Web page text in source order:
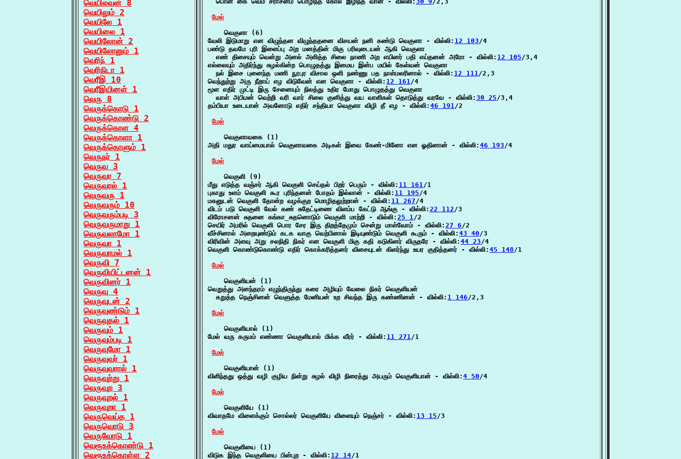
வெயிலவன் 8
வெயிலும் 2
வெயிலே 1
வெயிலை 1
வெயிலோன் 2
வெயிலோனும் 1
வெரிந் 1
வெரிநிடா 1
வெரீஇ 10
வெரீஇயினள் 1
வெரு 8
வெருக்கொடு 1
வெருக்கொண்டு 2
வெருக்கொள 4
வெருக்கொளா 1
வெருக்கொளும் 1
வெருநர் 1
வெருவ 3
வெருவர 7
வெருவரல் 1
வெருவரு 1
வெருவரும் 10
வெருவரும்படி 3
வெருவருமாறு 1
வெருவலாமோ 1
வெருவா 1
வெருவாமல் 1
வெருவி 7
வெருவியிட்டனன் 1
வெருவினர் 1
வெருவு 4
வெருவுடன் 2
வெருவுண்டும் 1
வெருவுதல் 1
வெருவும் 1
வெருவும்படி 1
வெருவுமோ 1
வெருவுவர் 1
வெருவுவரால் 1
வெருவுற்று 1
வெருவுற 3
வெருவுறல் 1
வெருவுறா 1
வெருவெய்த 1
வெருவொடு 3
வெருவோடு 1
வெரூஉக்கொண்டு 1
வெரூஉக்கொள்ள 2
மேல்
    வெகுளா (6)
வேலி இடுமாறு என விழுந்தன விழுந்ததனை விசயன் நனி கண்டு வெகுளா - வில்லி: 12 103/4
பண்டு தவமே புரி இளைப்பு அற மனத்தின் மிகு பரிவுடையன் ஆகி வெகுளா
  எண் திசையும் வென்று அனல் அளித்த சிலை நாணி அற எயினர் பதி எய்தனன் அரோ - வில்லி:
12 105/3,4
எல்லையும் அதிர்ந்து சுழல்கின்ற பொழுதத்து இமைய இன்ப மயில் கேள்வன் வெகுளா
  நல் இசை புனைந்த மணி நூபுர விசால ஒளி நண்ணு பத நாள்மலரினால் - வில்லி:
12 111/2,3
வெந்துற்று அரு நீறாய் எழ விடுவேன் என வெகுளா - வில்லி: 12 161/4
மூள எதிர் முட்டி இரு சேனையும் நிலத்து உதிர மோது பொழுதத்து வெகுளா
  வாள் அபிமன் வெற்றி வரி வார் சிலை குனித்து வய வாளிகள் தொடுத்து வரவே - வில்லி:
30 25/3,4
தம்பியா உடையான் அவனோடு எதிர் சந்தியா வெகுளா விழி தீ எழ - வில்லி: 46 191/2
மேல்
    வெகுளாவகை (1)
அதி மதுர வாய்மையால் வெகுளாவகை அடிகள் இவை கேண்-மினோ என ஓதினான் - வில்லி: 46 193/4
மேல்
    வெகுளி (9)
மீது எடுத்த வஞ்சர் ஆகி வெகுளி செய்தல் பிறர் பெரும் - வில்லி: 11 161/1
புகாது உளம் வெகுளி கூர புரிந்தனன் போதம் இல்லான் - வில்லி: 11 195/4
மகனுடன் வெகுளி தோன்ற வழக்குற மொழிதலுற்றான் - வில்லி: 11 267/4
விடம் படு வெகுளி வேல் கண் சுதேட்டிணை விளம்ப கேட்டு ஆங்கு - வில்லி: 22 112/3
விரோசனன் சுதனை கங்கா_சுதனொடும் வெகுளி மாற்றி - வில்லி: 25 1/2
செயிர் அமரில் வெகுளி பொர சேர இரு திறத்தேமும் சென்று மாள்வோம் - வில்லி: 27 6/2
வீச்சினால் அறையுண்டும் கடக வாகு வெற்பினால் இடியுண்டும் வெகுளி கூரும் - வில்லி: 43 40/3
விரிவின் அளவு அறு சலநிதி நிகர் என வெகுளி மிகு கதி கடுகினர் விருதரே - வில்லி: 44 23/4
வெகுளி கொண்டுகொண்டு எதிர் கொக்கரித்தனர் விசையுடன் கிளர்ந்து உயர குதித்தனர் - வில்லி: 45 148/1
மேல்
    வெகுளியன் (1)
வெறுத்து அனந்தரம் எழுந்திருந்து கரை அழியும் வேலை நிகர் வெகுளியன்
  கறுத்த நெஞ்சினன் வெளுத்த மேனியன் உற சிவந்த இரு கண்ணினன் - வில்லி:
1 146/2,3
மேல்
    வெகுளியால் (1)
மேல் வரு கருமம் எண்ணா வெகுளியால் மிக்க வீரர் - வில்லி: 11 271/1
மேல்
    வெகுளியான் (1)
விளிந்தது ஒத்து வழி குழிய நின்று சுழல் விழி நிரைத்து அயரும் வெகுளியான் - வில்லி: 4 50/4
மேல்
    வெகுளியே (1)
விவாதமே விளைக்கும் சொல்லர் வெகுளியே விளையும் நெஞ்சர் - வில்லி: 13 15/3
மேல்
    வெகுளியை (1)
விடுக இந்த வெகுளியை பின்புற - வில்லி: 12 14/1